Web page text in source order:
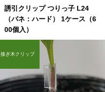
誘引クリップ つりっ子 L24
（バネ：ハード） 1ケース（6
00個入）
接ぎ木クリップ